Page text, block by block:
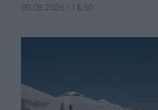
09.08.2026 / 18:30